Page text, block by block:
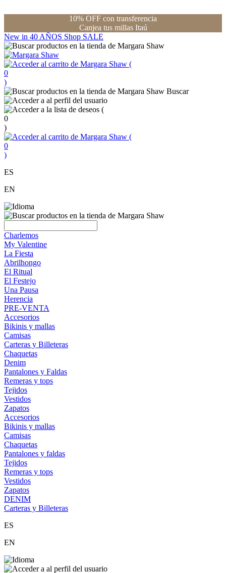
10% OFF con transferencia
Canjea tus millas Itaú
New in 40 AÑOS Shop SALE
(
0
)
Buscar
(
0
)
(
0
)
ES
EN
Charlemos
My Valentine
La Fiesta
Abrilhongo
El Ritual
El Festejo
Una Pausa
Herencia
PRE-VENTA
Accesorios
Bikinis y mallas
Camisas
Carteras y Billeteras
Chaquetas
Denim
Pantalones y Faldas
Remeras y tops
Tejidos
Vestidos
Zapatos
Accesorios
Bikinis y mallas
Camisas
Chaquetas
Pantalones y faldas
Tejidos
Remeras y tops
Vestidos
Zapatos
DENIM
Carteras y Billeteras
ES
EN